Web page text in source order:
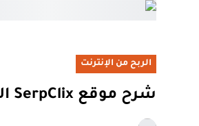
الربح من الإنترنت
شرح موقع SerpClix الربح من النقرات بدون رأس مال وبدون خبرة 0.10$ على كل نقرة